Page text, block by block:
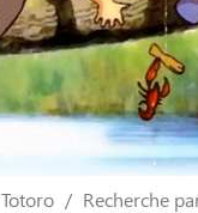
Totoro Recherche